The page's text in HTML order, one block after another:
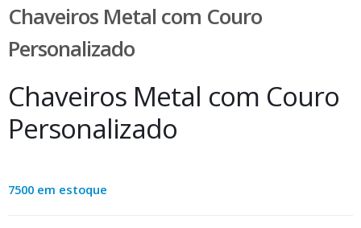
Chaveiros Metal com Couro
Personalizado
Chaveiros Metal com Couro
Personalizado
7500 em estoque